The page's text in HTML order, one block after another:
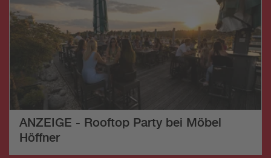
ANZEIGE - Rooftop Party bei Möbel
Höffner